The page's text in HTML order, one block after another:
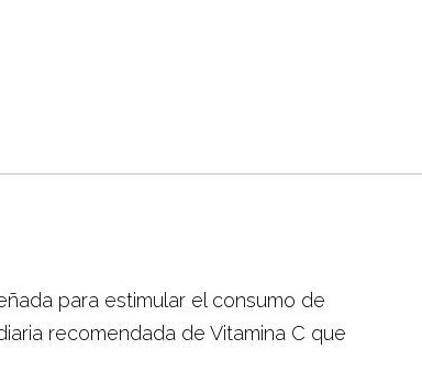
para estimular el consumo de
recomendada de Vitamina C que